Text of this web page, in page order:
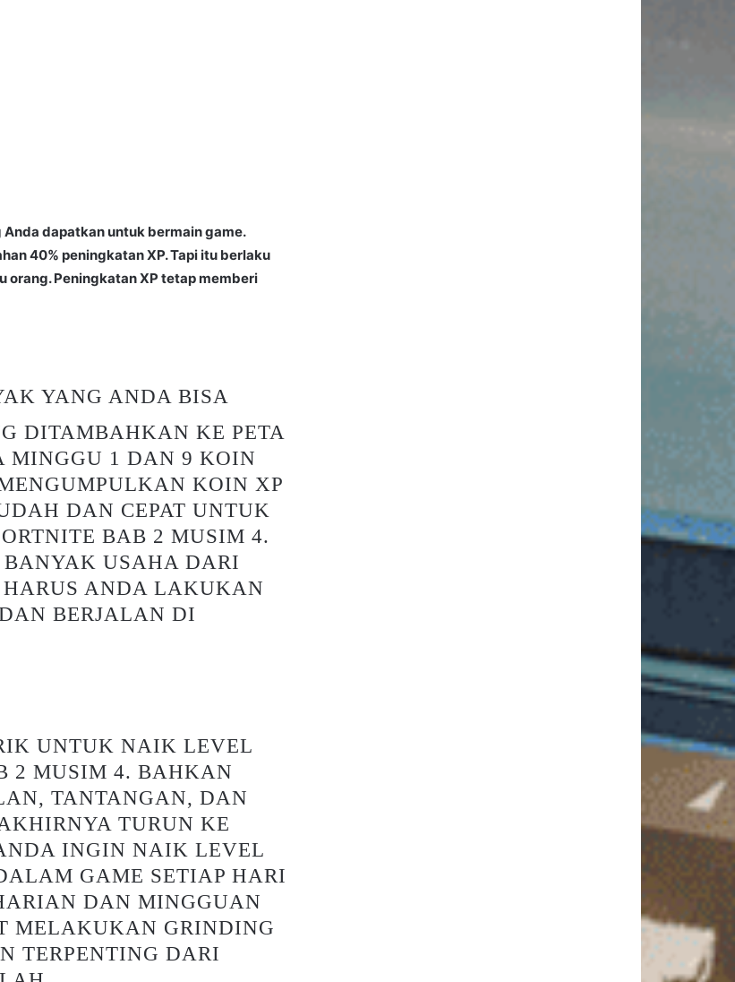
dapatkan untuk bermain game.
40% peningkatan XP. Tapi itu berlaku
orang. Peningkatan XP tetap memberi
YANG ANDA BISA
DITAMBAHKAN KE PETA
MINGGU 1 DAN 9 KOIN
KOIN XP
DAN CEPAT UNTUK
BAB 2 MUSIM 4.
USAHA DARI
ANDA LAKUKAN
BERJALAN DI
UNTUK NAIK LEVEL
2 MUSIM 4. BAHKAN
TANTANGAN, DAN
TURUN KE
INGIN NAIK LEVEL
GAME SETIAP HARI
DAN MINGGUAN
MELAKUKAN GRINDING
TERPENTING DARI